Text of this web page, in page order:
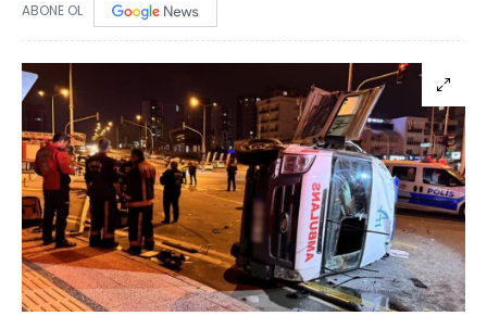
ABONE OL